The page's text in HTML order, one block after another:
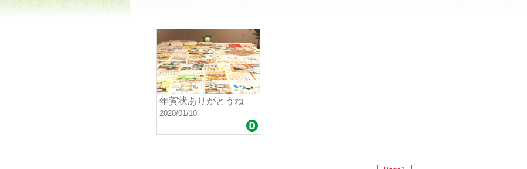
年賀状ありがとうね
2020/01/10